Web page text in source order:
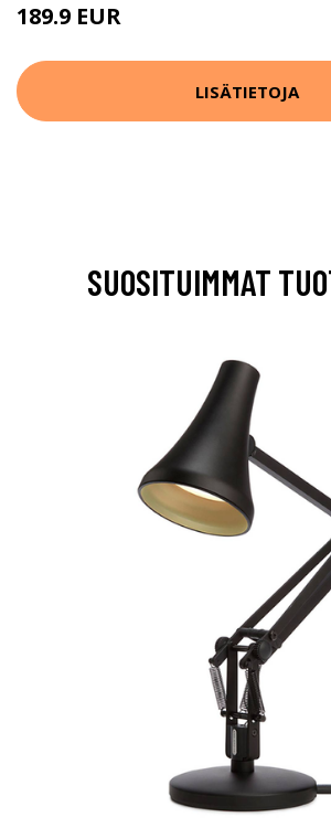
189.9 EUR
LISÄTIETOJA
SUOSITUIMMAT